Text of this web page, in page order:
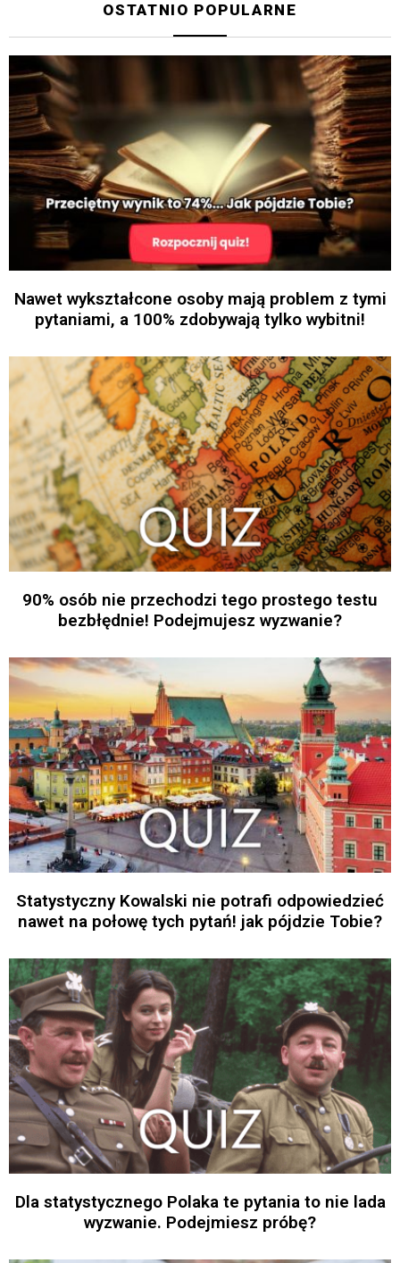
OSTATNIO POPULARNE
Nawet wykształcone osoby mają problem z tymi
pytaniami, a 100% zdobywają tylko wybitni!
90% osób nie przechodzi tego prostego testu
bezbłędnie! Podejmujesz wyzwanie?
Statystyczny Kowalski nie potrafi odpowiedzieć
nawet na połowę tych pytań! jak pójdzie Tobie?
Dla statystycznego Polaka te pytania to nie lada
wyzwanie. Podejmiesz próbę?